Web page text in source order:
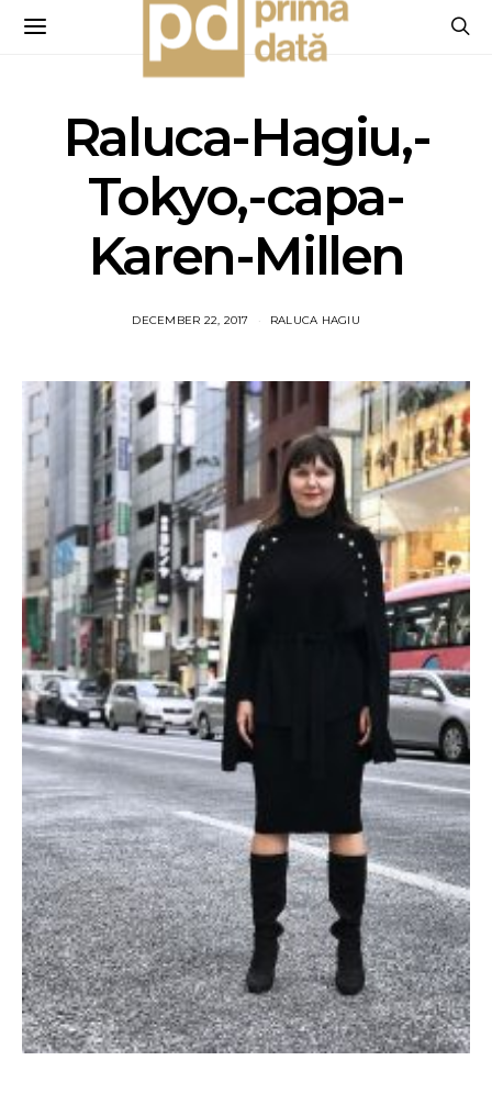
Raluca-Hagiu,-
Tokyo,-capa-
Karen-Millen
DECEMBER 22, 2017 RALUCA HAGIU